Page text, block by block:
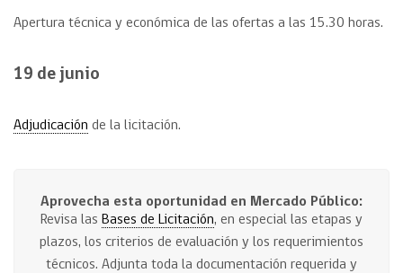
Apertura técnica y económica de las ofertas a las 15.30 horas.
19 de junio
Adjudicación de la licitación.
Aprovecha esta oportunidad en Mercado Público:
Revisa las Bases de Licitación, en especial las etapas y
plazos, los criterios de evaluación y los requerimientos
técnicos. Adjunta toda la documentación requerida y